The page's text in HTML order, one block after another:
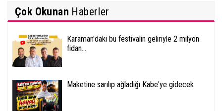
Çok Okunan Haberler
Karaman'daki bu festivalin geliriyle 2 milyon
fidan...
Maketine sarılıp ağladığı Kabe'ye gidecek